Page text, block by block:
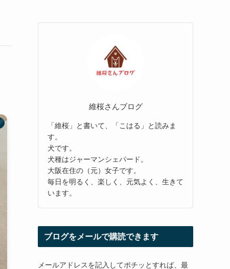
維桜さんブログ
「維桜」と書いて、「こはる」と読みま
す。
犬です。
犬種はジャーマンシェパード。
大阪在住の（元）女子です。
毎日を明るく、楽しく、元気よく、生きて
います。
ブログをメールで購読できます
メールアドレスを記入してポチッとすれば、最